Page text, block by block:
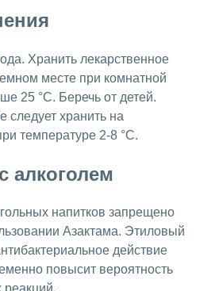
Хранить лекарственное
месте при комнатной
25 °C. Беречь от детей.
следует хранить на
температуре 2-8 °C.
алкоголем
напитков запрещено
Азактама. Этиловый
действие
повысит вероятность